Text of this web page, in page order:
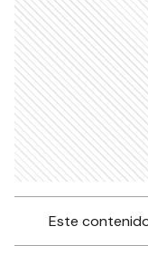
Este